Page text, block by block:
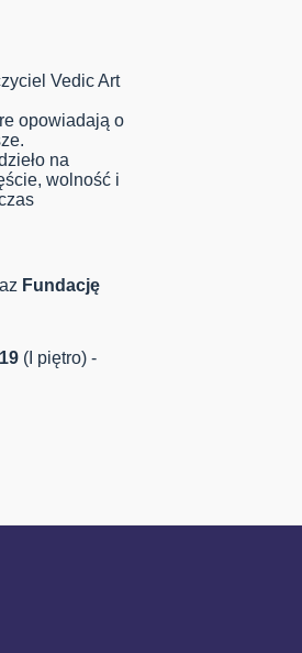
Vedic Art
opowiadają o
na
wolność i
Fundację
(I piętro) -